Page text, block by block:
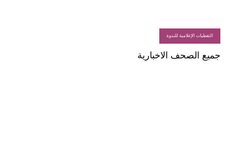
التغطيات الإعلامية للندوة
جميع الصحف الاخبارية